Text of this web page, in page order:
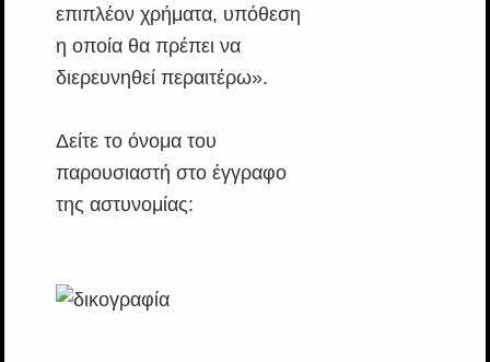
επιπλέον χρήματα, υπόθεση
η οποία θα πρέπει να
διερευνηθεί περαιτέρω».
Δείτε το όνομα του
παρουσιαστή στο έγγραφο
της αστυνομίας: